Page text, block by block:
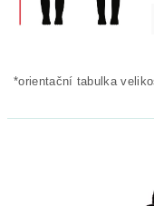
*orientační tabulka